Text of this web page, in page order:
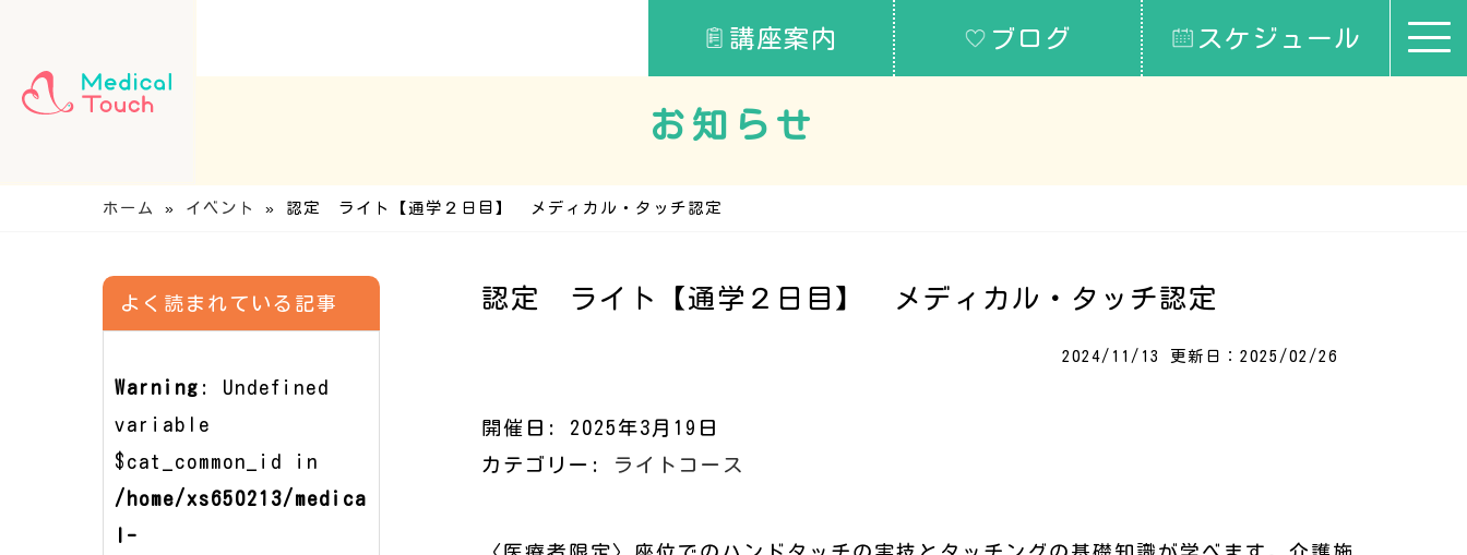
講座案内 ブログ スケジュール
お知らせ
ホーム » イベント » 認定 ライト【通学２日目】 メディカル・タッチ認定
認定 ライト【通学２日目】 メディカル・タッチ認定
2024/11/13 更新日：2025/02/26
開催日: 2025年3月19日
カテゴリー:
ライトコース
よく読まれている記事
Warning : Undefined
variable
$cat_common_id in
/home/xs650213/medica
l-